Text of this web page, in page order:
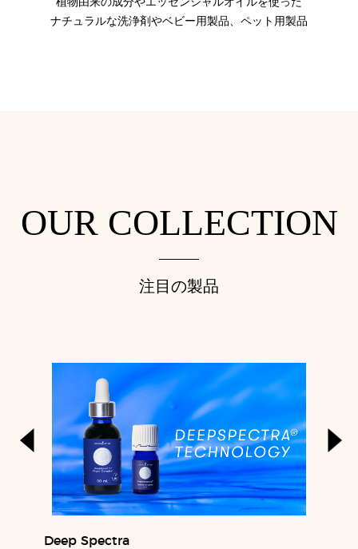
植物由来の成分やエッセンシャルオイルを使った
ナチュラルな洗浄剤やベビー用製品、ペット用製品
OUR COLLECTION
注目の製品
Deep Spectra